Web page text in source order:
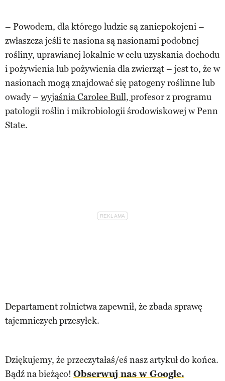
– Powodem, dla którego ludzie są zaniepokojeni –
zwłaszcza jeśli te nasiona są nasionami podobnej
rośliny, uprawianej lokalnie w celu uzyskania dochodu
i pożywienia lub pożywienia dla zwierząt – jest to, że w
nasionach mogą znajdować się patogeny roślinne lub
owady – wyjaśnia Carolee Bull, profesor z programu
patologii roślin i mikrobiologii środowiskowej w Penn
State.
Departament rolnictwa zapewnił, że zbada sprawę
tajemniczych przesyłek.
Dziękujemy, że przeczytałaś/eś nasz artykuł do końca.
Bądź na bieżąco! Obserwuj nas w Google.